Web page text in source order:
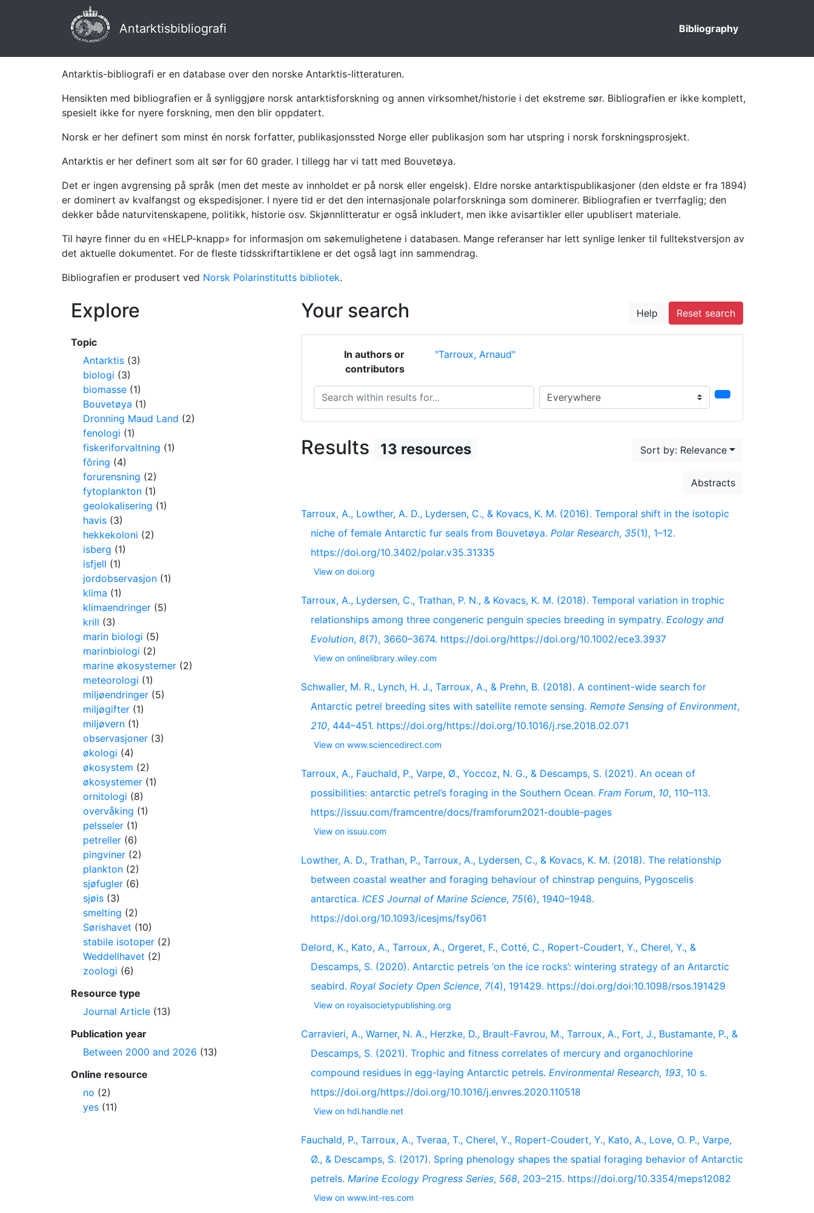
Antarktisbibliografi Bibliography
Antarktis-bibliografi er en database over den norske Antarktis-litteraturen.
Hensikten med bibliografien er å synliggjøre norsk antarktisforskning og annen virksomhet/historie i det ekstreme sør. Bibliografien er ikke komplett,
spesielt ikke for nyere forskning, men den blir oppdatert.
Norsk er her definert som minst én norsk forfatter, publikasjonssted Norge eller publikasjon som har utspring i norsk forskningsprosjekt.
Antarktis er her definert som alt sør for 60 grader. I tillegg har vi tatt med Bouvetøya.
Det er ingen avgrensing på språk (men det meste av innholdet er på norsk eller engelsk). Eldre norske antarktispublikasjoner (den eldste er fra 1894)
er dominert av kvalfangst og ekspedisjoner. I nyere tid er det den internasjonale polarforskninga som dominerer. Bibliografien er tverrfaglig; den
dekker både naturvitenskapene, politikk, historie osv. Skjønnlitteratur er også inkludert, men ikke avisartikler eller upublisert materiale.
Til høyre finner du en «HELP-knapp» for informasjon om søkemulighetene i databasen. Mange referanser har lett synlige lenker til fulltekstversjon av
det aktuelle dokumentet. For de fleste tidsskriftartiklene er det også lagt inn sammendrag.
Bibliografien er produsert ved Norsk Polarinstitutts bibliotek.
Your search Help Reset search
In authors or
contributors
"Tarroux, Arnaud"
Search within results for... Search in...
Results 13 resources Sort by: Relevance
Abstracts
Tarroux, A., Lowther, A. D., Lydersen, C., & Kovacs, K. M. (2016). Temporal shift in the isotopic
niche of female Antarctic fur seals from Bouvetøya. Polar Research, 35(1), 1–12.
https://doi.org/10.3402/polar.v35.31335
View on doi.org
Tarroux, A., Lydersen, C., Trathan, P. N., & Kovacs, K. M. (2018). Temporal variation in trophic
relationships among three congeneric penguin species breeding in sympatry. Ecology and
Evolution, 8(7), 3660–3674. https://doi.org/https://doi.org/10.1002/ece3.3937
View on onlinelibrary.wiley.com
Schwaller, M. R., Lynch, H. J., Tarroux, A., & Prehn, B. (2018). A continent-wide search for
Antarctic petrel breeding sites with satellite remote sensing. Remote Sensing of Environment,
210, 444–451. https://doi.org/https://doi.org/10.1016/j.rse.2018.02.071
View on www.sciencedirect.com
Tarroux, A., Fauchald, P., Varpe, Ø., Yoccoz, N. G., & Descamps, S. (2021). An ocean of
possibilities: antarctic petrel’s foraging in the Southern Ocean. Fram Forum, 10, 110–113.
https://issuu.com/framcentre/docs/framforum2021-double-pages
View on issuu.com
Lowther, A. D., Trathan, P., Tarroux, A., Lydersen, C., & Kovacs, K. M. (2018). The relationship
between coastal weather and foraging behaviour of chinstrap penguins, Pygoscelis
antarctica. ICES Journal of Marine Science, 75(6), 1940–1948.
https://doi.org/10.1093/icesjms/fsy061
Delord, K., Kato, A., Tarroux, A., Orgeret, F., Cotté, C., Ropert-Coudert, Y., Cherel, Y., &
Descamps, S. (2020). Antarctic petrels ‘on the ice rocks’: wintering strategy of an Antarctic
seabird. Royal Society Open Science, 7(4), 191429. https://doi.org/doi:10.1098/rsos.191429
View on royalsocietypublishing.org
Carravieri, A., Warner, N. A., Herzke, D., Brault-Favrou, M., Tarroux, A., Fort, J., Bustamante, P., &
Descamps, S. (2021). Trophic and fitness correlates of mercury and organochlorine
compound residues in egg-laying Antarctic petrels. Environmental Research, 193, 10 s.
https://doi.org/https://doi.org/10.1016/j.envres.2020.110518
View on hdl.handle.net
Fauchald, P., Tarroux, A., Tveraa, T., Cherel, Y., Ropert-Coudert, Y., Kato, A., Love, O. P., Varpe,
Ø., & Descamps, S. (2017). Spring phenology shapes the spatial foraging behavior of Antarctic
petrels. Marine Ecology Progress Series, 568, 203–215. https://doi.org/10.3354/meps12082
View on www.int-res.com
Explore
Topic
Antarktis (3)
biologi (3)
biomasse (1)
Bouvetøya (1)
Dronning Maud Land (2)
fenologi (1)
fiskeriforvaltning (1)
fôring (4)
forurensning (2)
fytoplankton (1)
geolokalisering (1)
havis (3)
hekkekoloni (2)
isberg (1)
isfjell (1)
jordobservasjon (1)
klima (1)
klimaendringer (5)
krill (3)
marin biologi (5)
marinbiologi (2)
marine økosystemer (2)
meteorologi (1)
miljøendringer (5)
miljøgifter (1)
miljøvern (1)
observasjoner (3)
økologi (4)
økosystem (2)
økosystemer (1)
ornitologi (8)
overvåking (1)
pelsseler (1)
petreller (6)
pingviner (2)
plankton (2)
sjøfugler (6)
sjøis (3)
smelting (2)
Sørishavet (10)
stabile isotoper (2)
Weddellhavet (2)
zoologi (6)
Resource type
Journal Article (13)
Publication year
Between 2000 and 2026 (13)
Online resource
no (2)
yes (11)